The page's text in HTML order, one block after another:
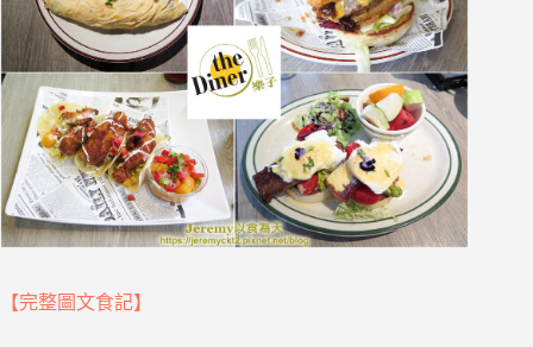
【完整圖文食記】